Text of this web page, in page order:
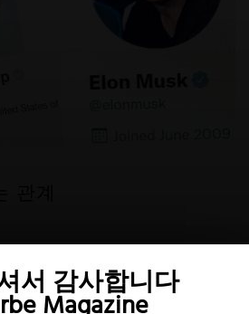
서 감사합니다